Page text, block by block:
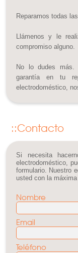
Reparamos todas
Llámenos y le
compromiso alguno.
No lo dudes más.
garantía en tu
electrodoméstico,
Contacto
Si necesita
electrodoméstico,
formulario. Nuestro
usted con la
Nombre
Email
Teléfono